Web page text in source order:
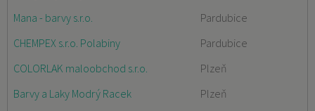
Mana - barvy s.r.o.
Pardubice
CHEMPEX s.r.o. Polabiny
Pardubice
COLORLAK maloobchod s.r.o.
Plzeň
Barvy a Laky Modrý Racek
Plzeň